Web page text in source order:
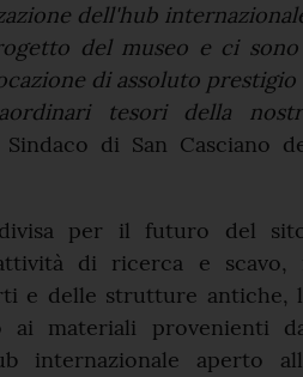
dell'hub
del museo e ci
di assoluto prestigio
tesori della
di San Casciano
per il futuro del
di ricerca e scavo,
e delle strutture antiche,
ai materiali provenienti
internazionale aperto